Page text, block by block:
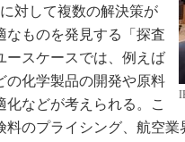
対して複数の解決策が
なものを発見する「探査
ースケースでは、例えば
の化学製品の開発や原料
などが考えられる。こ
のプライシング、航空